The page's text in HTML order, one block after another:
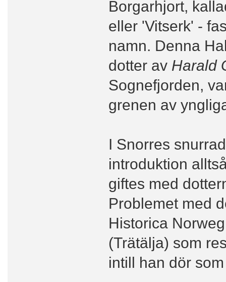
Borgarhjort,
eller 'Vitserk' -
namn. Denna
dotter av Harald
Sognefjorden,
grenen av
I Snorres
introduktion
giftes med
Problemet med
Historica
(Trätälja) som
intill han dör